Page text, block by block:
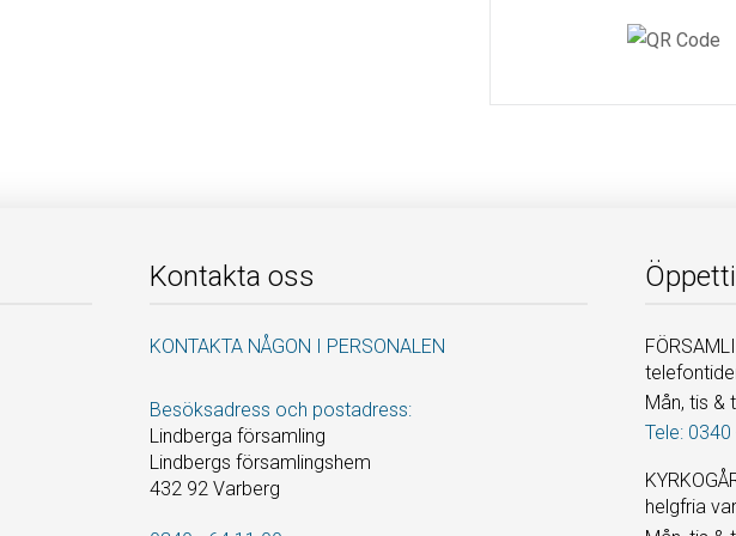
Kontakta oss
KONTAKTA NÅGON I PERSONALEN
Besöksadress och postadress:
Lindberga församling
Lindbergs församlingshem
432 92 Varberg
Mån, tis &
Tele:
helgfria